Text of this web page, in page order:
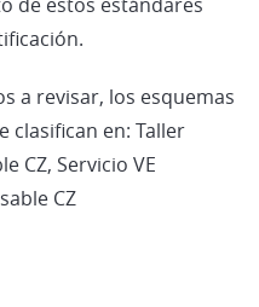
a revisar, los esquemas
clasifican en: Taller
CZ, Servicio VE
CZ